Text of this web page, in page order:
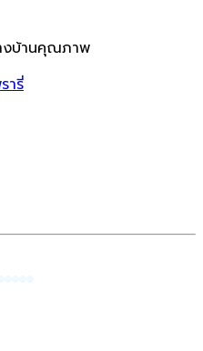
งบ้านคุณภาพ
ารี่